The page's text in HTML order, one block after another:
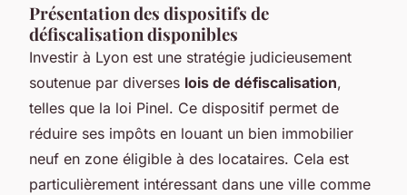
Présentation des dispositifs de
défiscalisation disponibles
Investir à Lyon est une stratégie judicieusement
soutenue par diverses lois de défiscalisation,
telles que la loi Pinel. Ce dispositif permet de
réduire ses impôts en louant un bien immobilier
neuf en zone éligible à des locataires. Cela est
particulièrement intéressant dans une ville comme